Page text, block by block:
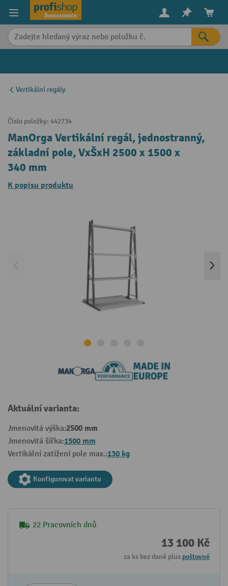
content
Vertikální regály
Číslo položky: 442734
ManOrga Vertikální regál, jednostranný,
základní pole, VxŠxH 2500 x 1500 x
340 mm
K popisu produktu
Aktuální varianta:
Jmenovitá výška:2500 mm
Jmenovitá šířka:1500 mm
Vertikální zatížení pole max.:130 kg
Konfigurovat variantu
22 Pracovních dnů
13 100 Kč
za ks bez daně plus poštovné